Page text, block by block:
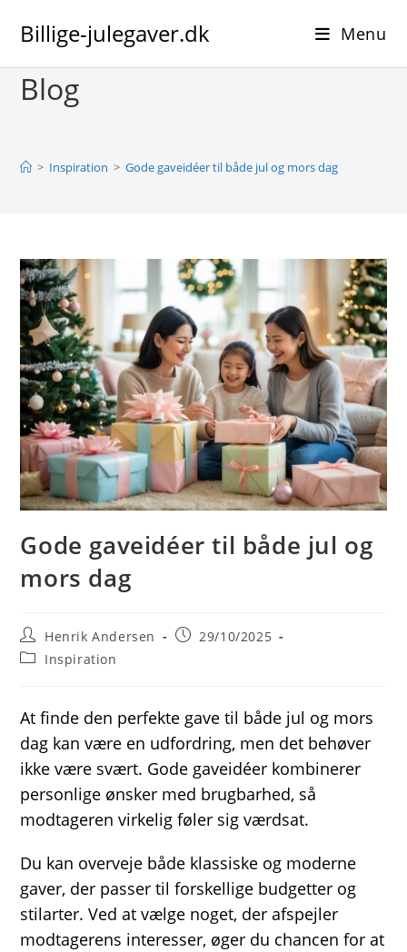
Billige-julegaver.dk Menu
Blog
> Inspiration > Gode gaveidéer til både jul og mors dag
Gode gaveidéer til både jul og
mors dag
Post
author:
Henrik Andersen
Post29/10/2025
PostInspiration
At finde den perfekte gave til både jul og mors
dag kan være en udfordring, men det behøver
ikke være svært. Gode gaveidéer kombinerer
personlige ønsker med brugbarhed, så
modtageren virkelig føler sig værdsat.
Du kan overveje både klassiske og moderne
gaver, der passer til forskellige budgetter og
stilarter. Ved at vælge noget, der afspejler
modtagerens interesser, øger du chancen for at